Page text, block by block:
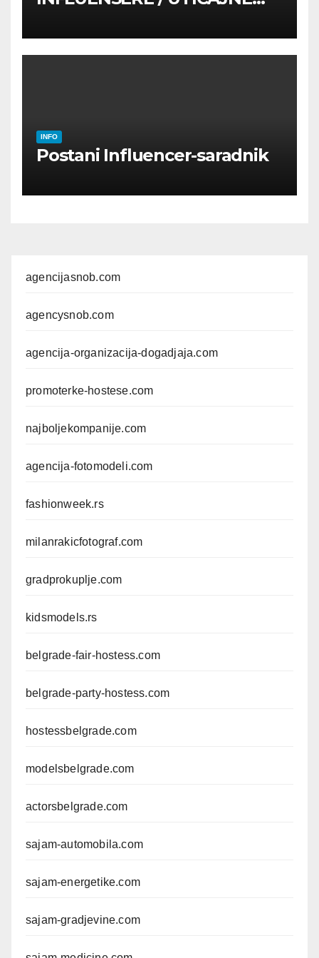
INFO
Postani Influencer-saradnik
agencijasnob.com
agencysnob.com
agencija-organizacija-dogadjaja.com
promoterke-hostese.com
najboljekompanije.com
agencija-fotomodeli.com
fashionweek.rs
milanrakicfotograf.com
gradprokuplje.com
kidsmodels.rs
belgrade-fair-hostess.com
belgrade-party-hostess.com
hostessbelgrade.com
modelsbelgrade.com
actorsbelgrade.com
sajam-automobila.com
sajam-energetike.com
sajam-gradjevine.com